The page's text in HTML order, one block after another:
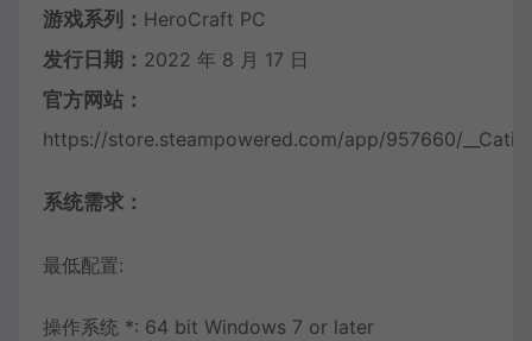
游戏系列： HeroCraft PC
发行日期： 2022 年 8 月 17 日
官方网站：
https://store.steampowered.com/app/957660/
系统需求：
最低配置:
操作系统 *: 64 bit Windows 7 or later